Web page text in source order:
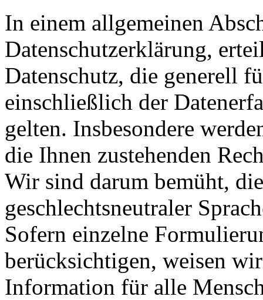
In einem allgemeinen
Datenschutzerklärung,
Datenschutz, die generell
einschließlich der
gelten. Insbesondere
die Ihnen zustehenden
Wir sind darum bemüht,
geschlechtsneutraler
Sofern einzelne
berücksichtigen, weisen
Information für alle